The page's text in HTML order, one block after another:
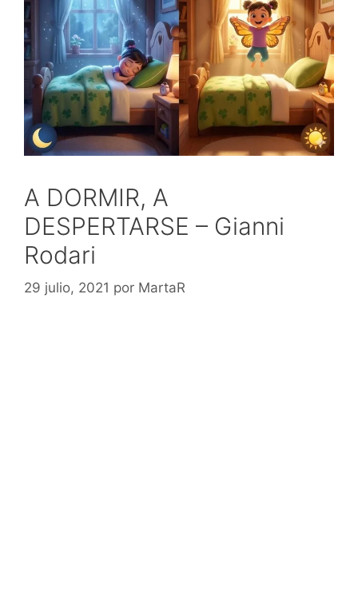
A DORMIR, A
DESPERTARSE – Gianni
Rodari
29 julio, 2021 por MartaR